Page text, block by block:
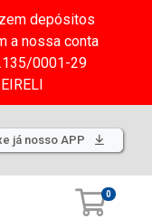
depósitos
a nossa conta
0001-29
já nosso APP
0